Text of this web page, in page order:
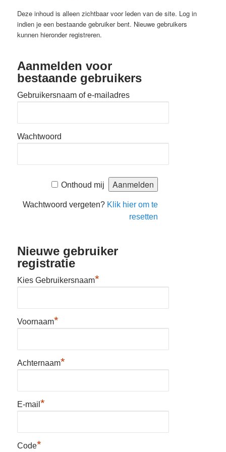
Deze inhoud is alleen zichtbaar voor leden van de site. Log in
indien je een bestaande gebruiker bent. Nieuwe gebruikers
kunnen hieronder registreren.
Aanmelden voor
bestaande gebruikers
Gebruikersnaam of e-mailadres
Wachtwoord
Onthoud mij
Wachtwoord vergeten? Klik hier om te
resetten
Nieuwe gebruiker
registratie
Kies Gebruikersnaam*
Voornaam*
Achternaam*
E-mail*
Code*